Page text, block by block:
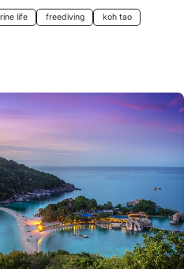
life freediving koh tao